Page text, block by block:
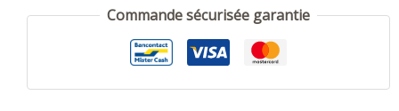
Carte
Bonnes
Commande sécurisée garantie